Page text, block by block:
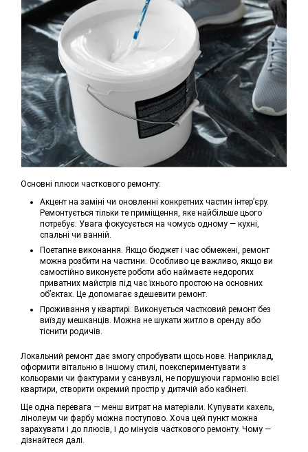
Основні плюси часткового ремонту:
Акцент на заміні чи оновленні конкретних частин інтер’єру.
Ремонтується тільки те приміщення, яке найбільше цього
потребує. Увага фокусується на чомусь одному — кухні,
спальні чи ванній.
Поетапне виконання. Якщо бюджет і час обмежені, ремонт
можна розбити на частини. Особливо це важливо, якщо ви
самостійно виконуєте роботи або наймаєте недорогих
приватних майстрів під час їхнього простою на основних
об’єктах. Це допомагає здешевити ремонт.
Проживання у квартирі. Виконується частковий ремонт без
виїзду мешканців. Можна не шукати житло в оренду або
тіснити родичів.
Локальний ремонт дає змогу спробувати щось нове. Наприклад,
оформити вітальню в іншому стилі, поекспериментувати з
кольорами чи фактурами у санвузлі, не порушуючи гармонію всієї
квартири, створити окремий простір у дитячій або кабінеті.
Ще одна перевага — менш витрат на матеріали. Купувати кахель,
лінолеум чи фарбу можна поступово. Хоча цей пункт можна
зарахувати і до плюсів, і до мінусів часткового ремонту. Чому —
дізнайтеся далі.